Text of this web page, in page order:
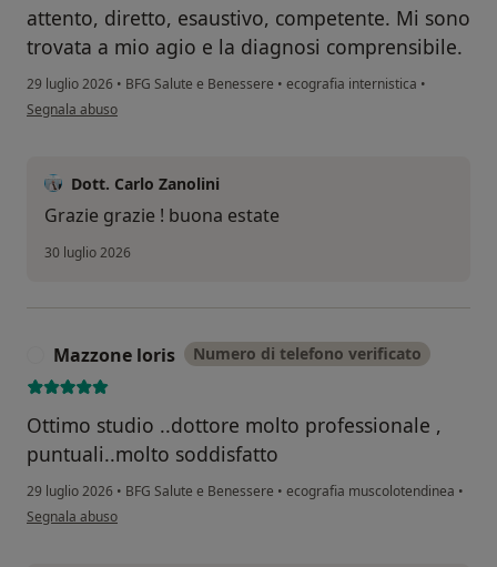
attento, diretto, esaustivo, competente. Mi sono
trovata a mio agio e la diagnosi comprensibile.
29 luglio 2026 • BFG Salute e Benessere • ecografia internistica •
secondo l'opinione dell'utente G F
Segnala abuso
Dott. Carlo Zanolini
Grazie grazie ! buona estate
30 luglio 2026
Mazzone loris Numero di telefono verificato
Ottimo studio ..dottore molto professionale ,
puntuali..molto soddisfatto
29 luglio 2026 • BFG Salute e Benessere • ecografia muscolotendinea •
secondo l'opinione dell'utente Mazzone loris
Segnala abuso